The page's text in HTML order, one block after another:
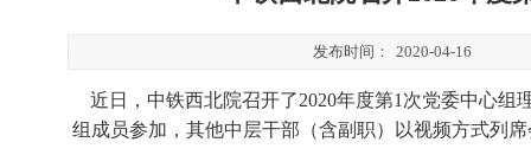
发布时间： 2020-04-16
近日，中铁西北院召开了2020年度第1次党委中心组
组成员参加，其他中层干部（含副职）以视频方式列